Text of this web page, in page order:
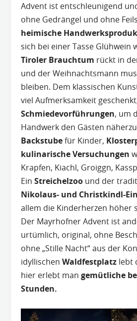
Advent ist entschleunigend
ohne Gedrängel und ohne
heimische
sich bei einer Tasse Glühwein
Tiroler Brauchtum rückt in
und der Weihnachtsmann
bleiben. Dem klassischen
viel Aufmerksamkeit
Schmiedevorführungen, um
Handwerk den Gästen
Backstubefür Kinder,
kulinarische Versuchungen
Krapfen, Kiachl, Groiggn,
EinStreichelzoo und der
Nikolaus- und Christkindl-
allem die Kinderherzen höher
Der Mayrhofner Advent ist
urtümlich, original, ohne
ohne „Stille Nacht“ aus der
idyllischenWaldfestplatz lebt
hier erlebt mangemütliche
Stunden.